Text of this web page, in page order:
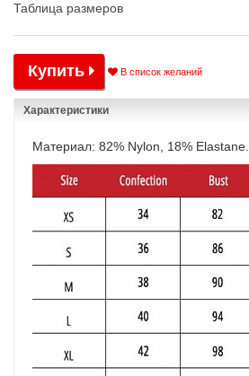
Таблица размеров
Купить В список желаний
Характеристики
Материал: 82% Nylon, 18% Elastane.